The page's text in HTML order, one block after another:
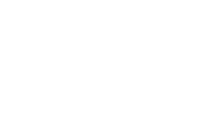
không quá cao nên quần áo
Với
nhanh, đồng thời giảm đáng kể
dòng máy sấy truyền thống.